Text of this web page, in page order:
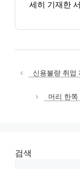
세히 기재한
신용불량 취업
머리 한
검색